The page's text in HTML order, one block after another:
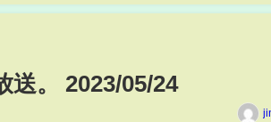
送。 2023/05/24